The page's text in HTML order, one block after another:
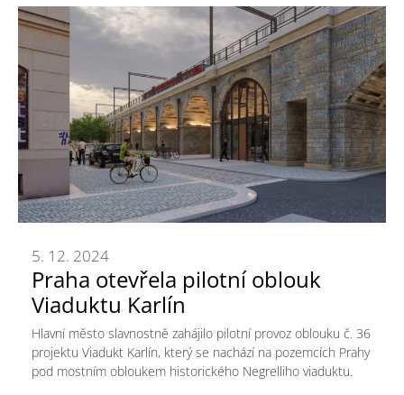
Praha otevřela pilotní oblouk
Viaduktu Karlín
5. 12. 2024
Hlavní město slavnostně zahájilo pilotní provoz oblouku č. 36
projektu Viadukt Karlín, který se nachází na pozemcích Prahy
pod mostním obloukem historického Negrelliho viaduktu.